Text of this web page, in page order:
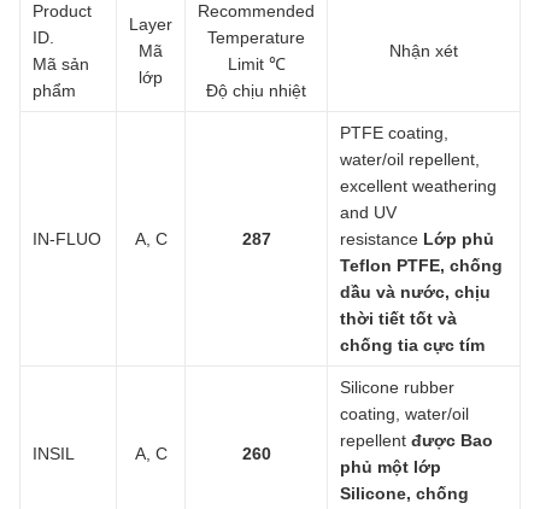
Product
ID.
Mã sản
phẩm
Layer
Mã
lớp
Recommended
Temperature
Limit ℃
Độ chịu nhiệt
Nhận xét
IN-FLUO A, C 287
PTFE coating,
water/oil repellent,
excellent weathering
and UV
resistance Lớp phủ
Teflon PTFE, chống
dầu và nước, chịu
thời tiết tốt và
chống tia cực tím
INSIL A, C 260
Silicone rubber
coating, water/oil
repellent được Bao
phủ một lớp
Silicone, chống